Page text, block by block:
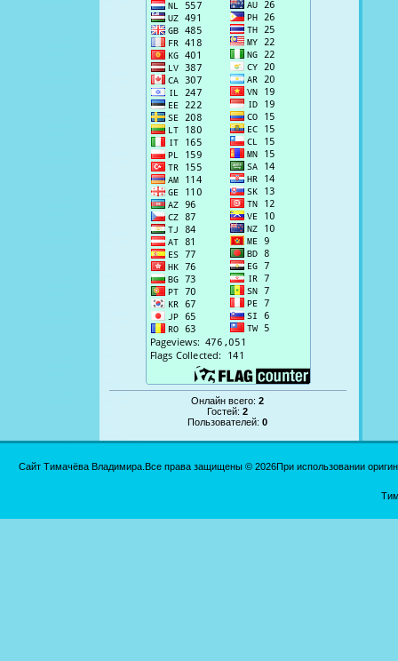
Онлайн всего:2
Гостей:2
Пользователей:0
Сайт Тимачёва Владимира.Все права защищены © 2026При использовании